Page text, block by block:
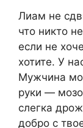
Лиам не
что никто
если не
хотите. У
Мужчина
руки —
слегка
добро с